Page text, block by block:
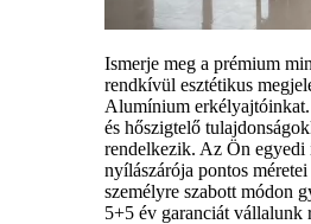
Ismerje meg a prémium
rendkívül esztétikus
Alumínium
és hőszigtelő
rendelkezik. Az Ön egyedi
nyílászárója pontos méretei
személyre szabott módon
5+5 év garanciát vállalunk